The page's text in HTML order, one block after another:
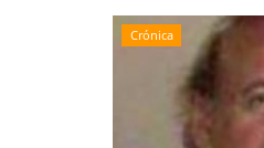
Crónica